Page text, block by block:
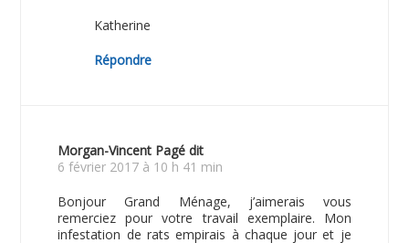
Katherine
Répondre
Morgan-Vincent Pagé dit
6 février 2017 à 10 h 41 min
Bonjour Grand Ménage, j’aimerais vous
remerciez pour votre travail exemplaire. Mon
infestation de rats empirais à chaque jour et je